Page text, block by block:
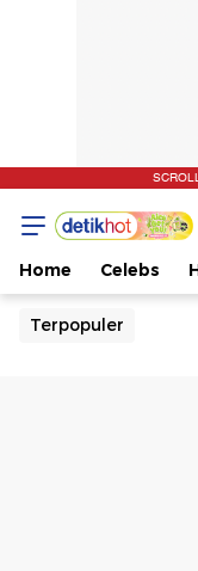
Home Celebs
Terpopuler